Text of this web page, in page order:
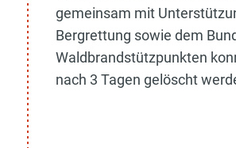
gemeinsam mit
Bergrettung sowie dem
Waldbrandstützpunkten
nach 3 Tagen gelöscht